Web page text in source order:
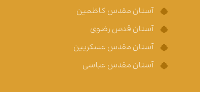
آستان مقدس کاظمین
آستان قدس رضوی
آستان مقدس عسکریین
آستان مقدس عباسی